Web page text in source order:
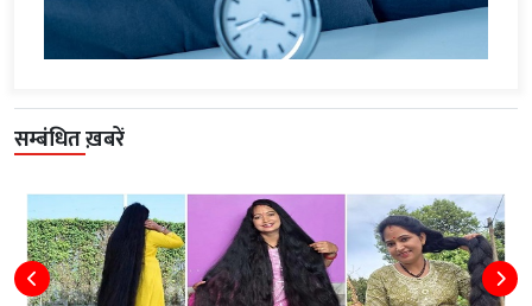
सम्बंधित ख़बरें